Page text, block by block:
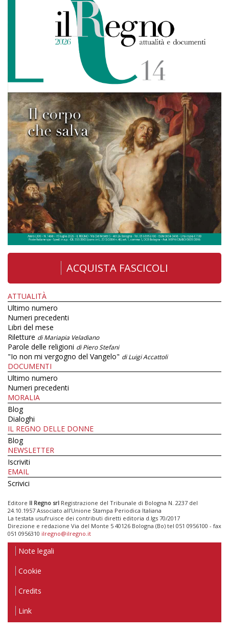
ACQUISTA FASCICOLI
ATTUALITÀ
Ultimo numero
Numeri precedenti
Libri del mese
Riletture di Mariapia Veladiano
Parole delle religioni di Piero Stefani
"Io non mi vergogno del Vangelo" di Luigi Accattoli
DOCUMENTI
Ultimo numero
Numeri precedenti
MORALIA
Blog
Dialoghi
IL REGNO DELLE DONNE
Blog
NEWSLETTER
Iscriviti
EMAIL
Scrivici
Editore Il Regno srl Registrazione del Tribunale di Bologna N. 2237 del
24.10.1957 Associato all’Unione Stampa Periodica Italiana
La testata usufruisce dei contributi diretti editoria d.lgs 70/2017
Direzione e redazione Via del Monte 5 40126 Bologna (Bo) tel 051 0956100 - fax
051 0956310 ilregno@ilregno.it
Note legali
Cookie
Credits
Link